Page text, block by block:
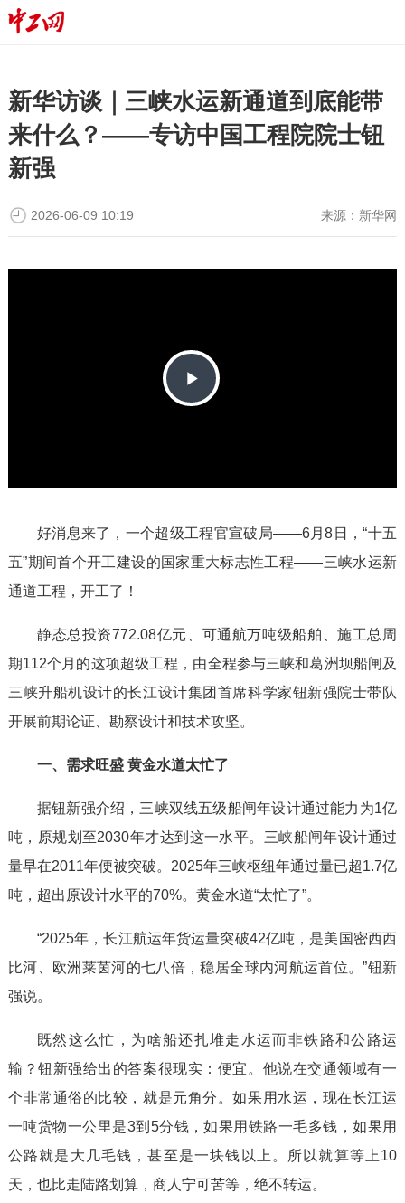
新华访谈｜三峡水运新通道到底能带
来什么？——专访中国工程院院士钮
新强
来源： 新华网
2026-06-09 10:19
P
y
i
d
e
o
好消息来了，一个超级工程官宣破局——6月8日，“十五
五”期间首个开工建设的国家重大标志性工程——三峡水运新
通道工程，开工了！
静态总投资772.08亿元、可通航万吨级船舶、施工总周
期112个月的这项超级工程，由全程参与三峡和葛洲坝船闸及
三峡升船机设计的长江设计集团首席科学家钮新强院士带队
开展前期论证、勘察设计和技术攻坚。
一、需求旺盛 黄金水道太忙了
据钮新强介绍，三峡双线五级船闸年设计通过能力为1亿
吨，原规划至2030年才达到这一水平。三峡船闸年设计通过
量早在2011年便被突破。2025年三峡枢纽年通过量已超1.7亿
吨，超出原设计水平的70%。黄金水道“太忙了”。
“2025年，长江航运年货运量突破42亿吨，是美国密西西
比河、欧洲莱茵河的七八倍，稳居全球内河航运首位。”钮新
强说。
既然这么忙，为啥船还扎堆走水运而非铁路和公路运
输？钮新强给出的答案很现实：便宜。他说在交通领域有一
个非常通俗的比较，就是元角分。如果用水运，现在长江运
一吨货物一公里是3到5分钱，如果用铁路一毛多钱，如果用
公路就是大几毛钱，甚至是一块钱以上。所以就算等上10
天，也比走陆路划算，商人宁可苦等，绝不转运。